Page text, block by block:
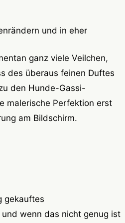
und in eher
ganz viele Veilchen,
des überaus feinen Duftes
den Hunde-Gassi-
malerische Perfektion erst
am Bildschirm.
gekauftes
wenn das nicht genug ist